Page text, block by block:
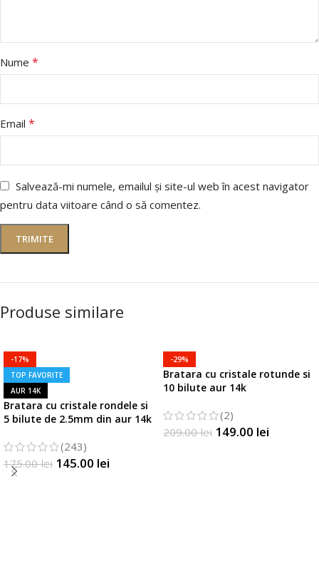
Nume *
Email *
Salvează-mi numele, emailul și site-ul web în acest navigator
pentru data viitoare când o să comentez.
Produse similare
-17%
TOP FAVORITE
AUR 14K
Bratara cu cristale rondele si
5 bilute de 2.5mm din aur 14k
(243)
175.00lei 145.00 lei
-29%
Bratara cu cristale rotunde si
10 bilute aur 14k
(2)
209.00lei 149.00 lei